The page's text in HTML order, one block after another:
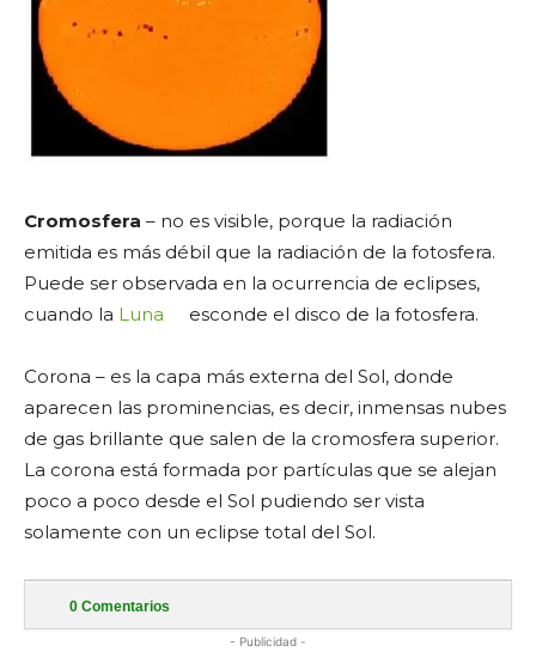
Cromosfera – no es visible, porque la radiación
emitida es más débil que la radiación de la fotosfera.
Puede ser observada en la ocurrencia de eclipses,
cuando la Luna esconde el disco de la fotosfera.
Corona – es la capa más externa del Sol, donde
aparecen las prominencias, es decir, inmensas nubes
de gas brillante que salen de la cromosfera superior.
La corona está formada por partículas que se alejan
poco a poco desde el Sol pudiendo ser vista
solamente con un eclipse total del Sol.
0 Comentarios
- Publicidad -